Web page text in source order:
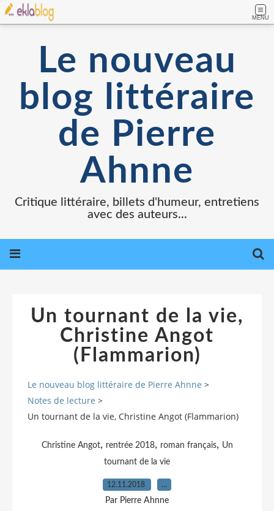
MENU
Le nouveau
blog littéraire
de Pierre
Ahnne
Critique littéraire, billets d'humeur, entretiens
avec des auteurs...
Un tournant de la vie,
Christine Angot
(Flammarion)
Le nouveau blog littéraire de Pierre Ahnne >
Notes de lecture >
Un tournant de la vie, Christine Angot (Flammarion)
Christine Angot, rentrée 2018, roman français, Un
tournant de la vie
12.11.2018 …
Par Pierre Ahnne